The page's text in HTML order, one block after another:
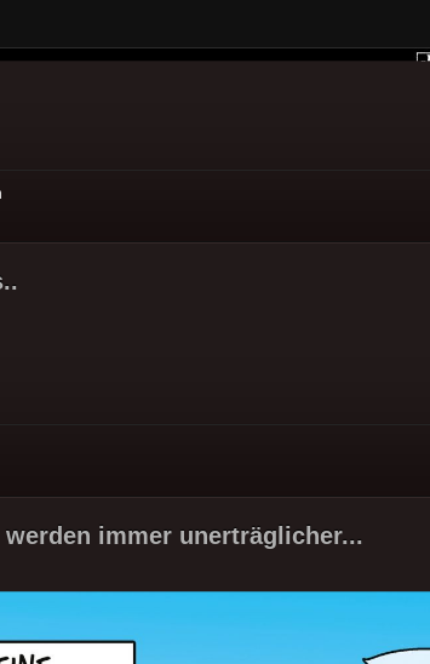
immer unerträglicher...